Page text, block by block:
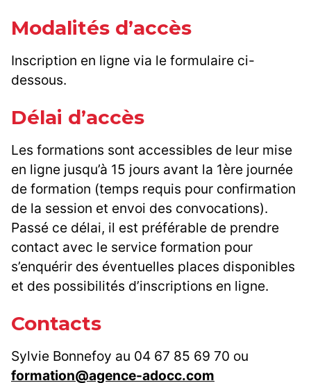
Modalités d’accès
Inscription en ligne via le formulaire ci-
dessous.
Délai d’accès
Les formations sont accessibles de leur mise
en ligne jusqu’à 15 jours avant la 1ère journée
de formation (temps requis pour confirmation
de la session et envoi des convocations).
Passé ce délai, il est préférable de prendre
contact avec le service formation pour
s’enquérir des éventuelles places disponibles
et des possibilités d’inscriptions en ligne.
Contacts
Sylvie Bonnefoy au 04 67 85 69 70 ou
formation@agence-adocc.com